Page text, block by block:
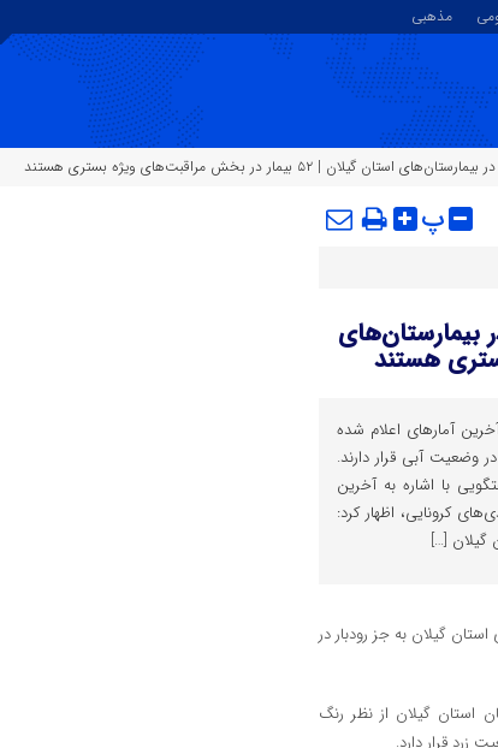
مذهبی
پ
بیمار کرونایی در بیمارستان‌های
آمارهای اعلام شده
وضعیت آبی قرار دارند.
با اشاره به آخرین
کرونایی، اظهار کرد:
گیلان […]
گیلان به جز رودبار در
استان گیلان از نظر رنگ
زرد قرار دارد.